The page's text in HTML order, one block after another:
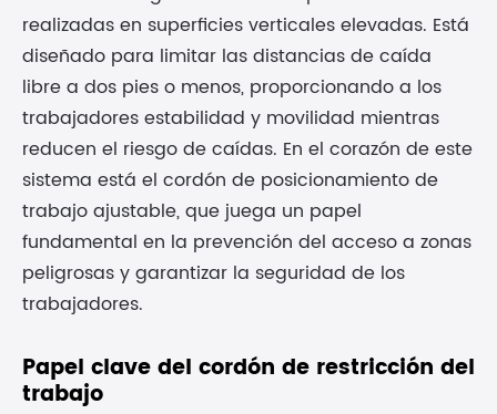
realizadas en superficies verticales elevadas. Está
diseñado para limitar las distancias de caída
libre a dos pies o menos, proporcionando a los
trabajadores estabilidad y movilidad mientras
reducen el riesgo de caídas. En el corazón de este
sistema está el cordón de posicionamiento de
trabajo ajustable, que juega un papel
fundamental en la prevención del acceso a zonas
peligrosas y garantizar la seguridad de los
trabajadores.
Papel clave del cordón de restricción del
trabajo